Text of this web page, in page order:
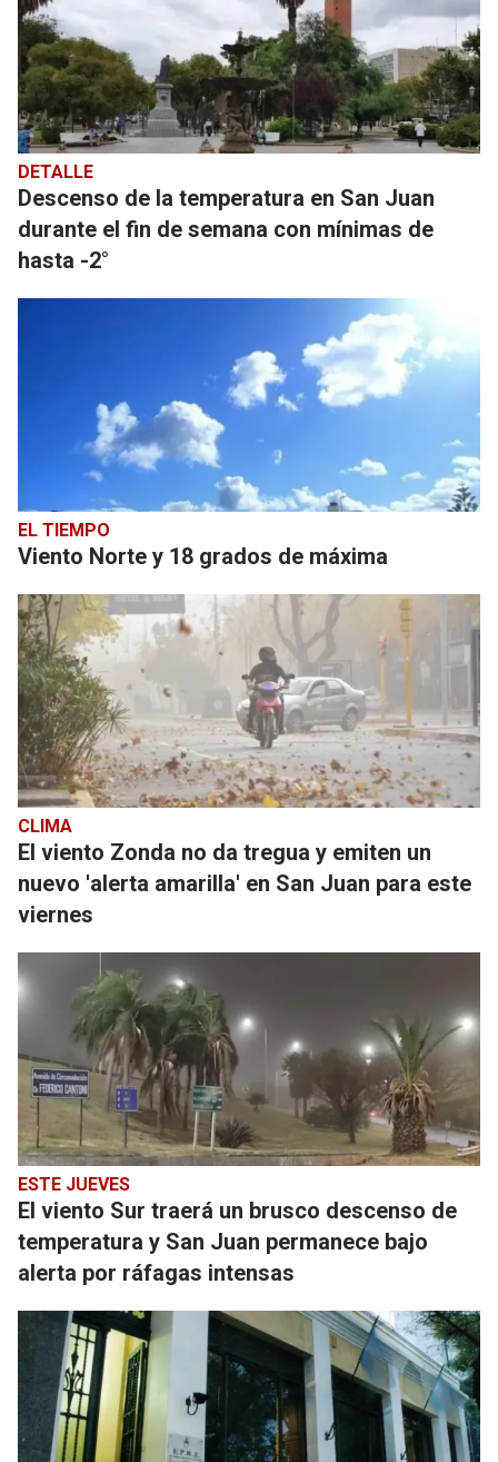
DETALLE
Descenso de la temperatura en San Juan
durante el fin de semana con mínimas de
hasta -2°
EL TIEMPO
Viento Norte y 18 grados de máxima
CLIMA
El viento Zonda no da tregua y emiten un
nuevo 'alerta amarilla' en San Juan para este
viernes
ESTE JUEVES
El viento Sur traerá un brusco descenso de
temperatura y San Juan permanece bajo
alerta por ráfagas intensas